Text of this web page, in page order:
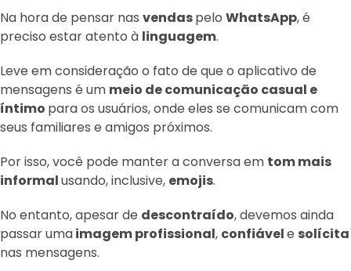
Na hora de pensar nas vendaspelo WhatsApp, é
preciso estar atento à linguagem.
Leve em consideração o fato de que o aplicativo de
mensagens é um meio de comunicação casual e
íntimo para os usuários, onde eles se comunicam com
seus familiares e amigos próximos.
Por isso, você pode manter a conversa em tom mais
informalusando, inclusive, emojis.
No entanto, apesar de descontraído, devemos ainda
passar umaimagem profissional, confiávele solícita
nas mensagens.